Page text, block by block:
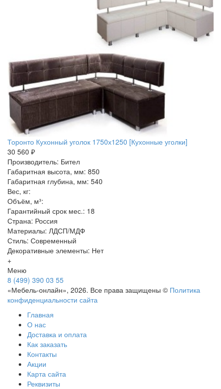
Торонто Кухонный уголок 1750х1250 [Кухонные уголки]
30 560 ₽
Производитель: Бител
Габаритная высота, мм: 850
Габаритная глубина, мм: 540
Вес, кг:
Объём, м³:
Гарантийный срок мес.: 18
Страна: Россия
Материалы: ЛДСП/МДФ
Стиль: Современный
Декоративные элементы: Нет
+
Меню
8 (499) 390 03 55
«Мебель-онлайн», 2026. Все права защищены © Политика
конфиденциальности сайта
Главная
О нас
Доставка и оплата
Как заказать
Контакты
Акции
Карта сайта
Реквизиты